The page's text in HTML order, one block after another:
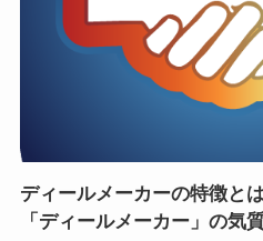
ディールメーカーの特徴と
「ディールメーカー」の気